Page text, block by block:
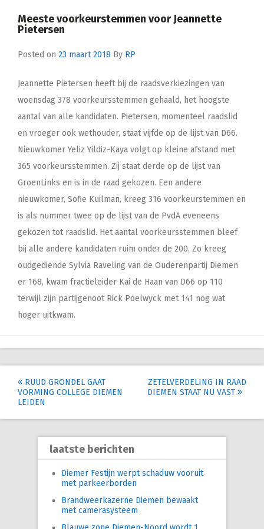
Meeste voorkeurstemmen voor Jeannette
Pietersen
Posted on 23 maart 2018 By RP
Jeannette Pietersen heeft bij de raadsverkiezingen van
woensdag 378 voorkeursstemmen gehaald, het hoogste
aantal van alle kandidaten. Pietersen, momenteel raadslid
en vroeger ook wethouder, staat vijfde op de lijst van D66.
Nieuwkomer Yeliz Yildiz-Kaya volgt op kleine afstand met
365 voorkeursstemmen. Zij staat derde op de lijst van
GroenLinks en is in de raad gekozen. Een andere
nieuwkomer, Sofie Kuilman, kreeg 316 voorkeurstemmen en
is als nummer twee op de lijst van de PvdA eveneens
gekozen tot raadslid. Het aantal voorkeursstemmen bleef
bij alle andere kandidaten ruim onder de 200. Zo kreeg
oudgediende Sylvia Raveling van de Ouderenpartij Diemen
er 168, kwam fractieleider Kai de Haan van D66 op 110
terwijl zijn partijgenoot Rick Poelwyck met 141 nog wat
hoger uitkwam.
Post
navigation
RUUD GRONDEL GAAT
VORMING COLLEGE DIEMEN
LEIDEN
ZETELVERDELING IN RAAD
DIEMEN STAAT NU VAST
laatste berichten
Diemer Festijn werpt schaduw vooruit
met parkeerborden
Brandweerkazerne Diemen bewaakt
met camerasysteem